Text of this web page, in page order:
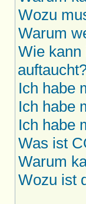
Wozu
Warum
Wie kann
Ich habe
Ich habe
Ich habe
Was ist
Warum
Wozu ist